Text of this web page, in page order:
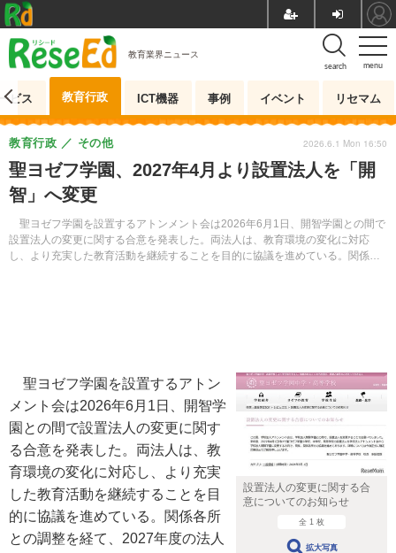
menu
search
教育業界ニュース
ビス 教育行政 ICT機器 事例 イベント リセマム
聖ヨゼフ学園、2027年4月より設置法人を「開
智」へ変更
聖ヨゼフ学園を設置するアトンメント会は2026年6月1日、開智学園との間で
設置法人の変更に関する合意を発表した。両法人は、教育環境の変化に対応
し、より充実した教育活動を継続することを目的に協議を進めている。関係各
教育行政 その他 2026.6.1 Mon 16:50
設置法人の変更に関する合
意についてのお知らせ
全 1 枚
拡大写真
聖ヨゼフ学園を設置するアトン
メント会は2026年6月1日、開智学
園との間で設置法人の変更に関す
る合意を発表した。両法人は、教
育環境の変化に対応し、より充実
した教育活動を継続することを目
的に協議を進めている。関係各所
との調整を経て、2027年度の法人